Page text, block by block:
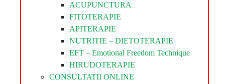
ACUPUNCTURA
FITOTERAPIE
APITERAPIE
NUTRITIE – DIETOTERAPIE
EFT – Emotional Freedom Technique
HIRUDOTERAPIE
CONSULTATII ONLINE